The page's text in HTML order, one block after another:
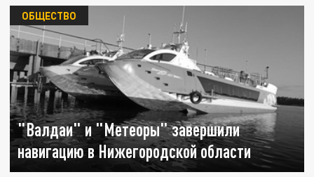
"Валдаи" и "Метеоры" завершили
навигацию в Нижегородской области
ОБЩЕСТВО